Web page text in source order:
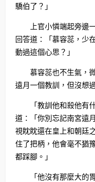
驕伯了？」
上官小憐端起旁邊
回答道：「慕容蕊，少
動過這個心思？」
慕容蕊也不生氣，
遠月一個教訓，但沒想
「教訓他和殺他有
道：「你別忘記南宮遠
視眈眈還在皇上和朝廷
住了把柄，他會毫不猶
都踩腳。」
「他沒有那麼大的